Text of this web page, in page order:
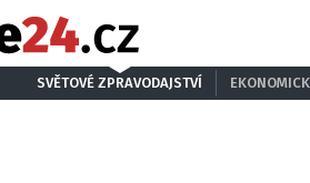
SVĚTOVÉ ZPRAVODAJSTVÍ